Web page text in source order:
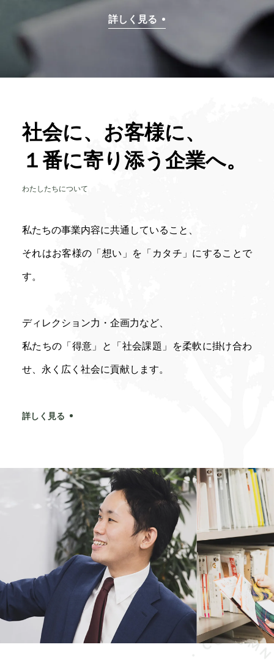
詳しく見る
社会に、お客様に、
１番に寄り添う企業へ。
わたしたちについて
私たちの事業内容に共通していること、
それはお客様の「想い」を「カタチ」にすることで
す。
ディレクション力・企画力など、
私たちの「得意」と「社会課題」を柔軟に掛け合わ
せ、 永く広く社会に貢献します。
詳しく見る